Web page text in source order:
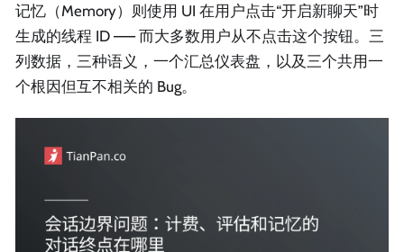
记忆（Memory）则使用 UI 在用户点击“开启新聊天”时
生成的线程 ID —— 而大多数用户从不点击这个按钮。三
列数据，三种语义，一个汇总仪表盘，以及三个共用一
个根因但互不相关的 Bug。